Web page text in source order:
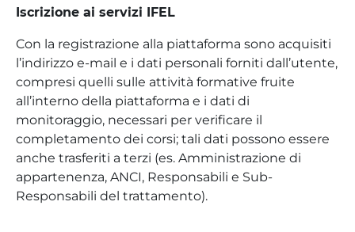
Iscrizione ai servizi IFEL
Con la registrazione alla piattaforma sono acquisiti
l’indirizzo e-mail e i dati personali forniti dall’utente,
compresi quelli sulle attività formative fruite
all’interno della piattaforma e i dati di
monitoraggio, necessari per verificare il
completamento dei corsi; tali dati possono essere
anche trasferiti a terzi (es. Amministrazione di
appartenenza, ANCI, Responsabili e Sub-
Responsabili del trattamento).